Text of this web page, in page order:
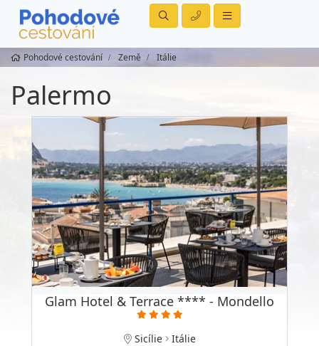
Pohodové cestování Země Itálie
Palermo
Glam Hotel & Terrace **** - Mondello
Sicílie Itálie